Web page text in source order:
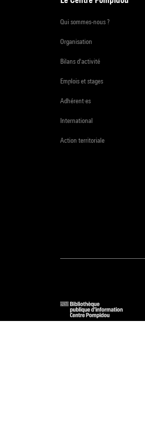
Qui sommes-nous ?
Organisation
Bilans d'activité
Emplois et stages
Adhérent·es
International
Action territoriale